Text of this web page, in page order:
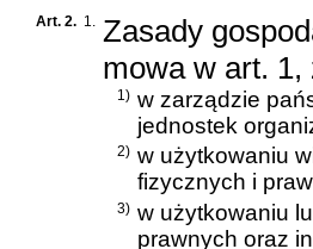
Art. 2. 1.
Zasady
mowa w art. 1,
1) w zarządzie
jednostek
2) w użytkowaniu
fizycznych i
3) w użytkowaniu
prawnych oraz